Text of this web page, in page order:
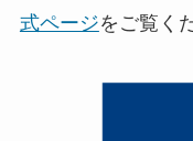
式ページをご覧く